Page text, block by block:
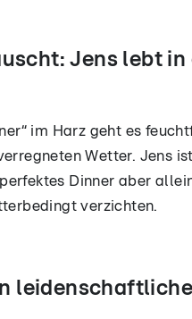
Jens lebt
im Harz geht es
Wetter. Jens
Dinner aber
verzichten.